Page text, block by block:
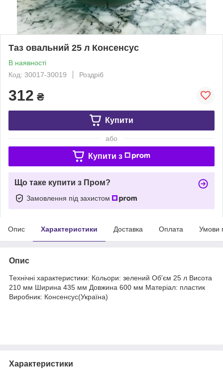
Таз овальний 25 л Консенсус
В наявності
Код: 30017-30019
Роздріб
312 ₴
Купити
або
Купити з
Що таке купити з Пром?
Замовлення під захистом
Опис Характеристики Доставка Оплата Умови
Опис
Технічні характеристики: Кольори: зелений Об'єм 25 л Висота
210 мм Ширина 435 мм Довжина 600 мм Матеріал: пластик
Виробник: Консенсус(Україна)
Характеристики